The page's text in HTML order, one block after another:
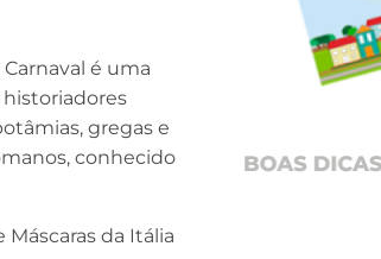
é uma
gregas e
conhecido
da Itália